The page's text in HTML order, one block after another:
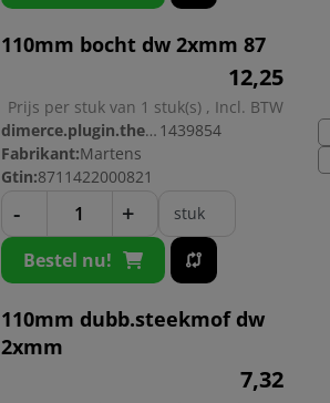
110mm bocht dw 2xmm 87
12,25
Prijs per stuk van 1 stuk(s) , Incl. BTW
dimerce.plugin.theme.productnr: 1439854
Fabrikant:Martens
Gtin:8711422000821
- + stuk
Bestel nu!
110mm dubb.steekmof dw
2xmm
7,32